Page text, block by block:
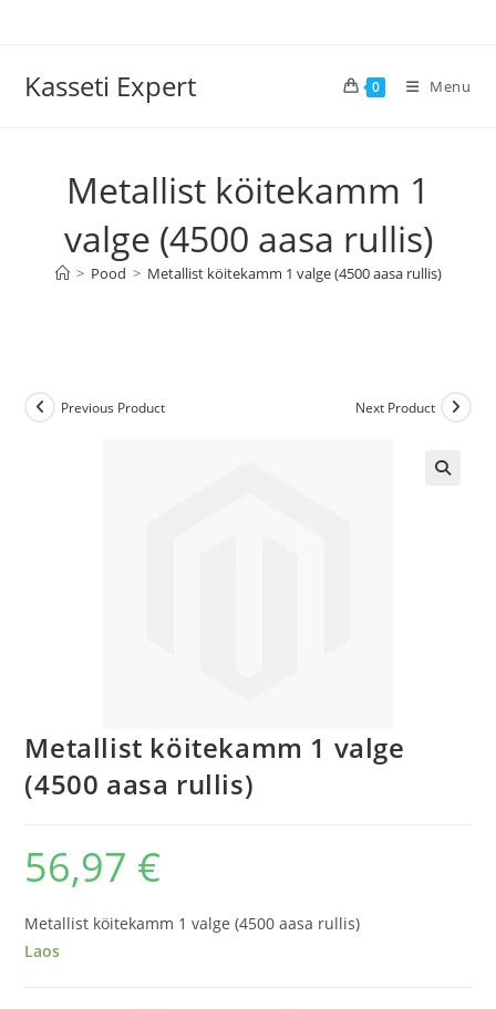
Kasseti Expert 0 Menu
Metallist köitekamm 1
valge (4500 aasa rullis)
> Pood > Metallist köitekamm 1 valge (4500 aasa rullis)
Previous Product Next Product
Metallist köitekamm 1 valge
(4500 aasa rullis)
56,97 €
Metallist köitekamm 1 valge (4500 aasa rullis)
Laos